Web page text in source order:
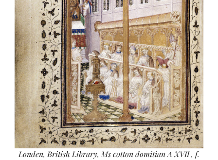
Londen, British Library, Ms cotton domitian A XVII , f.